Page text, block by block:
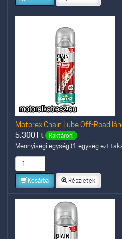
Motorex Chain Lube Off-Road
5.300 Ft Raktáron!
Mennyiségi egység (1 egység ezt
Kosárba Részletek